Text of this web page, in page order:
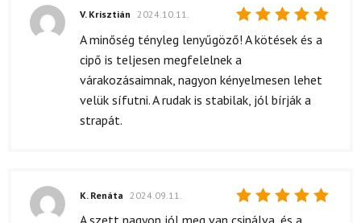
Értékelés:
V. Krisztián 2024.10.11.
A minőség tényleg lenyűgöző! A kötések és a
cipő is teljesen megfelelnek a
várakozásaimnak, nagyon kényelmesen lehet
velük sífutni. A rudak is stabilak, jól bírják a
strapát.
Értékelés:
K. Renáta 2024.09.11.